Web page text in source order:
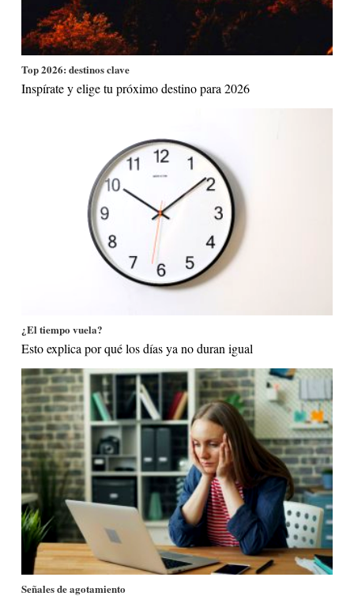
Top 2026: destinos clave
Inspírate y elige tu próximo destino para 2026
¿El tiempo vuela?
Esto explica por qué los días ya no duran igual
Señales de agotamiento